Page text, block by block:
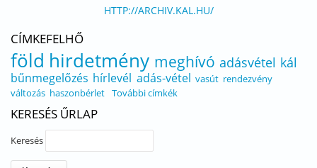
HTTP://ARCHIV.KAL.HU/
CÍMKEFELHŐ
föld hirdetmény meghívó adásvétel kál
bűnmegelőzés hírlevél adás-vétel vasút rendezvény
változás haszonbérlet További címkék
KERESÉS ŰRLAP
Keresés